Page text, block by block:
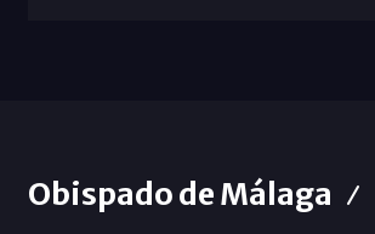
Obispado de Málaga